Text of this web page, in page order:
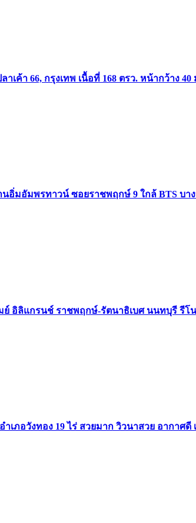
เค้า 66, กรุงเทพ เนื้อที่ 168 ตรว. หน้ากว้าง 40
อิ่มอัมพรทาวน์ ซอยราชพฤกษ์ 9 ใกล้ BTS บาง
อิลิแกรนช์ ราชพฤกษ์-รัตนาธิเบศ นนทบุรี รีโนเ
ภอวังทอง 19 ไร่ สวยมาก วิวนาสวย อากาศดี เ